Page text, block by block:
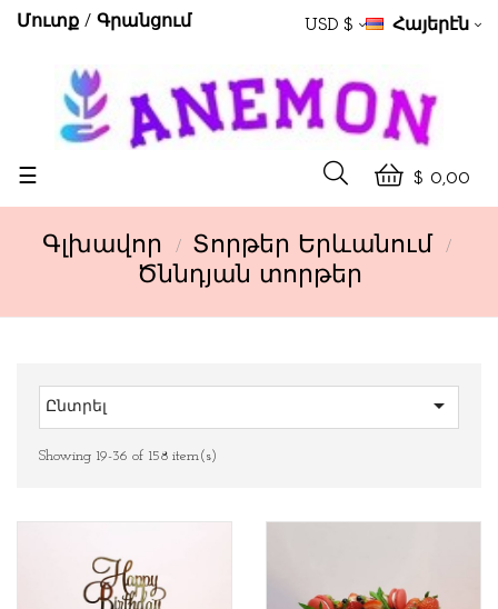
Մուտք Գրանցում USD $ Հայերէն
$ 0,00
Toggle
☰
Գլխավոր
Տորթեր Երևանում
Ծննդյան տորթեր
Ընտրել 
Showing 19-36 of 158 item(s)